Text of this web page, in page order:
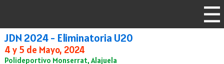
JDN 2024 - Eliminatoria U20
4 y 5 de Mayo, 2024
Polideportivo Monserrat, Alajuela